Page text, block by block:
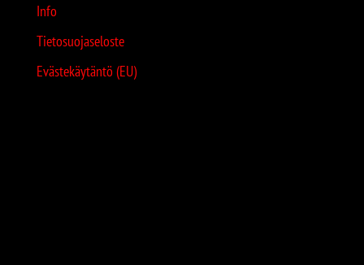
Info
Tietosuojaseloste
Evästekäytäntö (EU)